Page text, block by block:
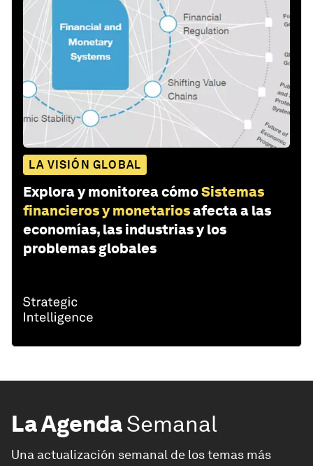
LA VISIÓN GLOBAL
Explora y monitorea cómoSistemas
financieros y monetariosafecta a las
economías, las industrias y los
problemas globales
La AgendaSemanal
Una actualización semanal de los temas más